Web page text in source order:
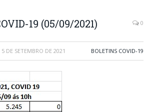
19 (05/09/2021) 0
5 DE SETEMBRO DE 2021 BOLETINS COVID-19